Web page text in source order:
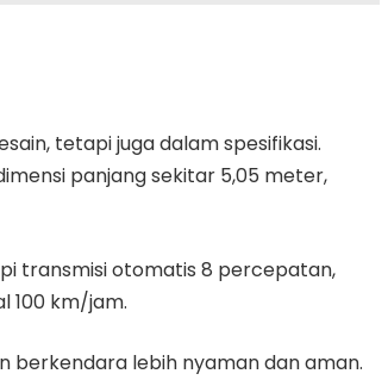
tetapi juga dalam spesifikasi.
panjang sekitar 5,05 meter,
transmisi otomatis 8 percepatan,
100 km/jam.
berkendara lebih nyaman dan aman.